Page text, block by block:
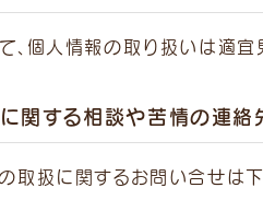
、個人情報の取り扱いは適宜
関する相談や苦情の連絡
取扱に関するお問い合せは下